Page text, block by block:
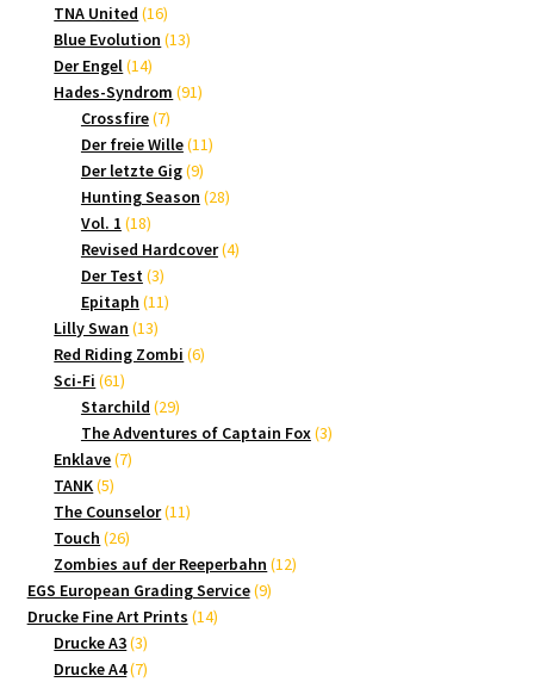
Produkte
TNA United 1616
Produkte
Blue Evolution 1313
Der Engel 1414
Produkte
Hades-Syndrom 9191
Crossfire 77
Produkte
Der freie Wille 1111
Der letzte Gig 99
Produkte
Hunting Season 2828
Vol. 1 1818
Produkte
Revised Hardcover 44
Der Test 33
Produkte
Epitaph 1111
Lilly Swan 1313
Produkte
Red Riding Zombi 66
Sci-Fi 6161
Produkte
Starchild 2929
Produkte
The Adventures of Captain Fox 33
Enklave 77
TANK 55
Produkte
The Counselor 1111
Touch 2626
Produkte
Zombies auf der Reeperbahn 1212
EGS European Grading Service 99
Drucke Fine Art Prints 1414
Drucke A3 33
Produkte
Drucke A4 77